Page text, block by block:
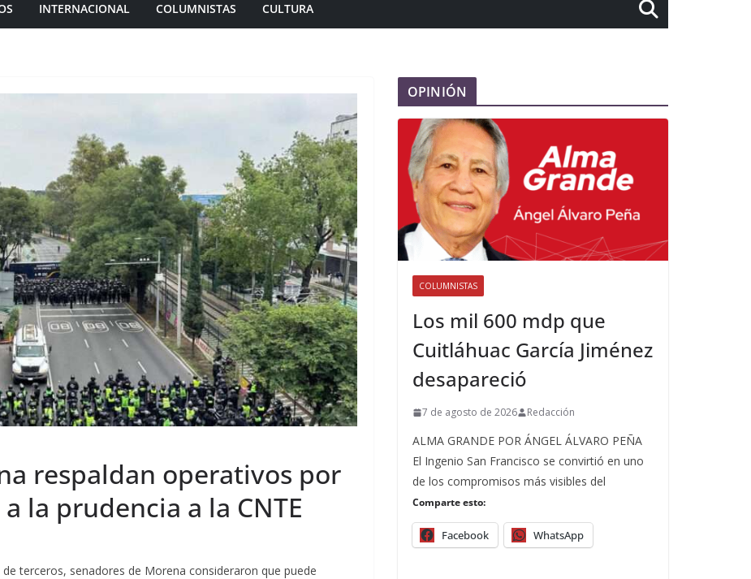
INTERNACIONAL COLUMNISTAS CULTURA
respaldan operativos por
la prudencia a la CNTE
terceros, senadores de Morena consideraron que puede
OPINIÓN
COLUMNISTAS
Los mil 600 mdp que
Cuitláhuac García Jiménez
desapareció
7 de agosto de 2026 Redacción
ALMA GRANDE POR ÁNGEL ÁLVARO PEÑA
El Ingenio San Francisco se convirtió en uno
de los compromisos más visibles del
Comparte esto:
Facebook WhatsApp